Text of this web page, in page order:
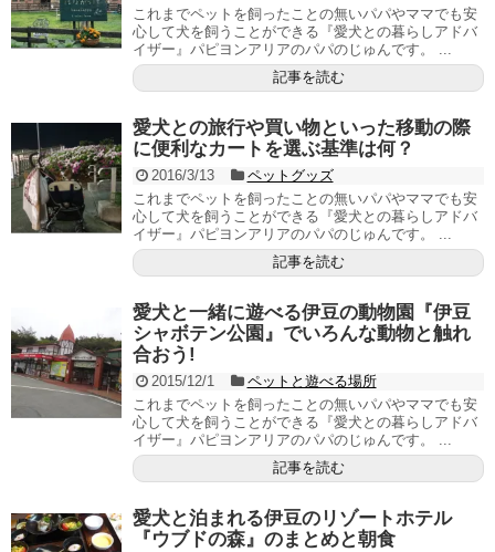
これまでペットを飼ったことの無いパパやママでも安
心して犬を飼うことができる『愛犬との暮らしアドバ
イザー』パピヨンアリアのパパのじゅんです。 ...
記事を読む
愛犬との旅行や買い物といった移動の際
に便利なカートを選ぶ基準は何？
2016/3/13
ペットグッズ
これまでペットを飼ったことの無いパパやママでも安
心して犬を飼うことができる『愛犬との暮らしアドバ
イザー』パピヨンアリアのパパのじゅんです。 ...
記事を読む
愛犬と一緒に遊べる伊豆の動物園『伊豆
シャボテン公園』でいろんな動物と触れ
合おう!
2015/12/1
ペットと遊べる場所
これまでペットを飼ったことの無いパパやママでも安
心して犬を飼うことができる『愛犬との暮らしアドバ
イザー』パピヨンアリアのパパのじゅんです。 ...
記事を読む
愛犬と泊まれる伊豆のリゾートホテル
『ウブドの森』のまとめと朝食